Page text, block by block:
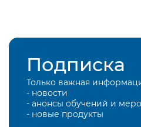
Подписка
Только важная
- новости
- анонсы обучений и
- новые продукты